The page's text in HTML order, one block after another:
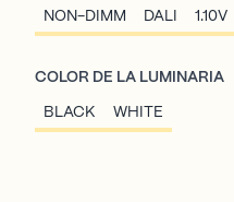
NON-DIMM DALI 1.10V
COLOR DE LA LUMINARIA
BLACK WHITE